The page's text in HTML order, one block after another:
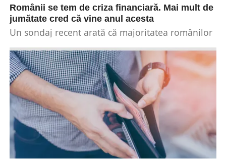
Românii se tem de criza financiară. Mai mult de
jumătate cred că vine anul acesta
Un sondaj recent arată că majoritatea românilor